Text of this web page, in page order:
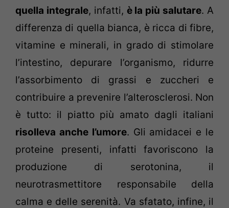
quella integrale, infatti, è la più salutare. A
differenza di quella bianca, è ricca di fibre,
vitamine e minerali, in grado di stimolare
l’intestino, depurare l’organismo, ridurre
l’assorbimento di grassi e zuccheri e
contribuire a prevenire l’alterosclerosi. Non
è tutto: il piatto più amato dagli italiani
risolleva anche l’umore. Gli amidacei e le
proteine presenti, infatti favoriscono la
produzione di serotonina, il
neurotrasmettitore responsabile della
calma e delle serenità. Va sfatato, infine, il